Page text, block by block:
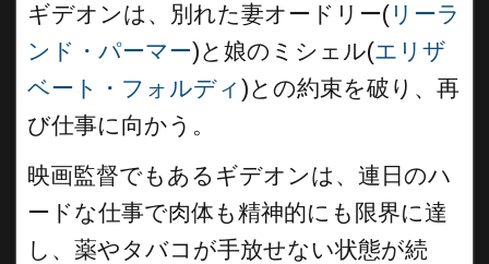
ギデオンは、別れた妻オードリー( リーラ
ンド・パーマー)と娘のミシェル(エリザ
ベート・フォルディ )との約束を破り、再
び仕事に向かう。
映画監督でもあるギデオンは、連日のハ
ードな仕事で肉体も精神的にも限界に達
し、薬やタバコが手放せない状態が続